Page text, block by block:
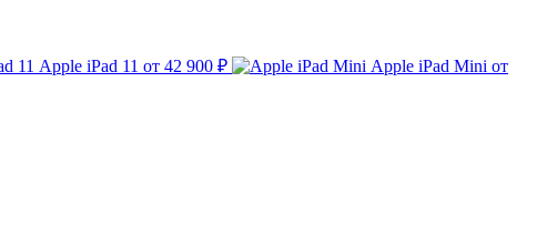
Apple iPad 11 от 42 900 ₽ Apple iPad Mini от